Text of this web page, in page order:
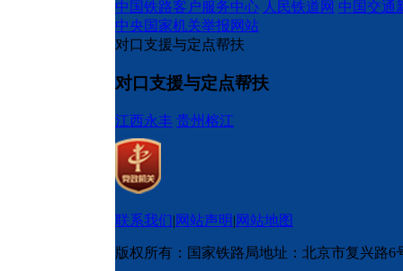
中国铁路客户服务中心 人民铁道网 中国交通
中央国家机关举报网站
对口支援与定点帮扶
对口支援与定点帮扶
江西永丰 贵州榕江
联系我们|网站声明|网站地图
版权所有：国家铁路局地址：北京市复兴路6